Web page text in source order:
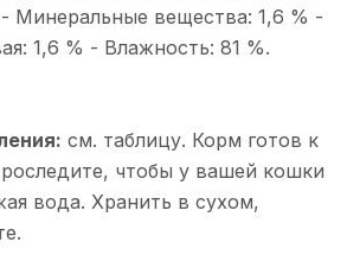
Минеральные вещества: 1,6 % -
1,6 % - Влажность: 81 %.
см. таблицу. Корм готов к
чтобы у вашей кошки
вода. Хранить в сухом,